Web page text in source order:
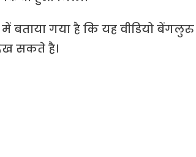
बताया गया है कि यह वीडियो बेंगलुरु
सकते है।